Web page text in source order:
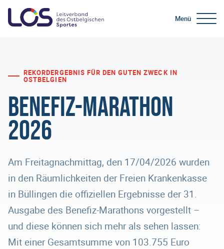
Menü
REKORDERGEBNIS FÜR DEN GUTEN ZWECK IN
OSTBELGIEN
Benefiz-Marathon
2026
Am Freitagnachmittag, den 17/04/2026 wurden
in den Räumlichkeiten der Freien Krankenkasse
in Büllingen die offiziellen Ergebnisse der 31.
Ausgabe des Benefiz-Marathons vorgestellt –
und diese können sich mehr als sehen lassen:
Mit einer Gesamtsumme von 103.755 Euro